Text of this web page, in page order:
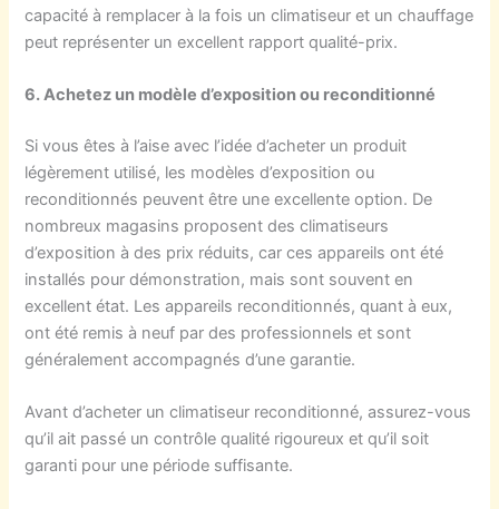
capacité à remplacer à la fois un climatiseur et un chauffage
peut représenter un excellent rapport qualité-prix.
6. Achetez un modèle d’exposition ou reconditionné
Si vous êtes à l’aise avec l’idée d’acheter un produit
légèrement utilisé, les modèles d’exposition ou
reconditionnés peuvent être une excellente option. De
nombreux magasins proposent des climatiseurs
d’exposition à des prix réduits, car ces appareils ont été
installés pour démonstration, mais sont souvent en
excellent état. Les appareils reconditionnés, quant à eux,
ont été remis à neuf par des professionnels et sont
généralement accompagnés d’une garantie.
Avant d’acheter un climatiseur reconditionné, assurez-vous
qu’il ait passé un contrôle qualité rigoureux et qu’il soit
garanti pour une période suffisante.